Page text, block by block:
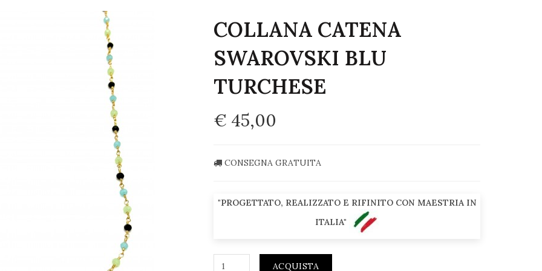
COLLANA CATENA
SWAROVSKI BLU
TURCHESE
€ 45,00
CONSEGNA GRATUITA
"PROGETTATO, REALIZZATO E RIFINITO CON MAESTRIA IN
ITALIA"
ACQUISTA